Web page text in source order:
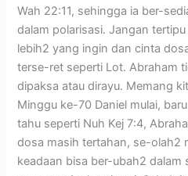
Wah 22:11, sehingga ia ber-
dalam polarisasi. Jangan
lebih2 yang ingin dan cinta
terse-ret seperti Lot. Abraham
dipaksa atau dirayu. Memang
Minggu ke-70 Daniel mulai,
tahu seperti Nuh Kej 7:4,
dosa masih tertahan, se-olah2
keadaan bisa ber-ubah2 dalam